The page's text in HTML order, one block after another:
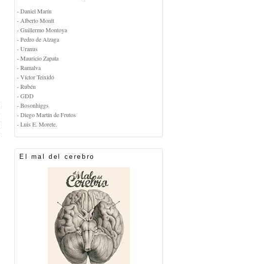
- Daniel Marín
- Alberto Montt
- Guillermo Montoya
- Pedro de Alzaga
- Uranus
- Mauricio Zapata
- Ramalva
- Víctor Teixidó
- Rubén
- GDD
- Bosonhiggs
- Diego Martín de Frutos
- Luis E. Morete.
El mal del cerebro